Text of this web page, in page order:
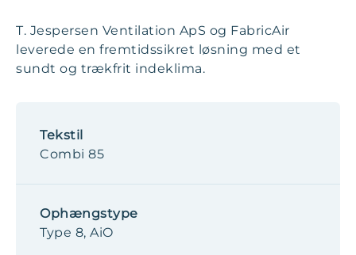
T. Jespersen Ventilation ApS og FabricAir
leverede en fremtidssikret løsning med et
sundt og trækfrit indeklima.
Tekstil
Combi 85
Ophængstype
Type 8, AiO